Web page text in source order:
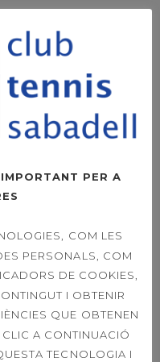
FINAL
PER A
COM LES
PERSONALS, COM
DE COOKIES,
I OBTENIR
QUE OBTENEN
A CONTINUACIÓ
TECNOLOGIA I